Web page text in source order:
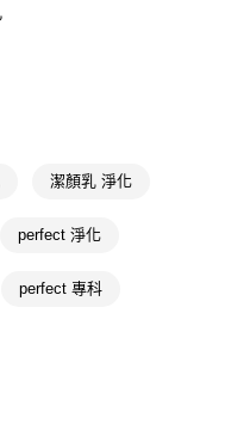
可結帳。
可完成結帳。
視為交易完成。
費
潔顏乳 淨化
perfect 淨化
perfect 專科